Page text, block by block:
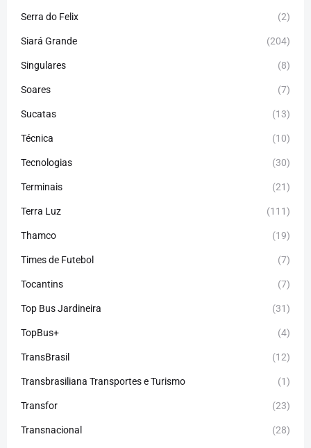
Serra do Felix (2)
Siará Grande (204)
Singulares (8)
Soares (7)
Sucatas (13)
Técnica (10)
Tecnologias (30)
Terminais (21)
Terra Luz (111)
Thamco (19)
Times de Futebol (7)
Tocantins (7)
Top Bus Jardineira (31)
TopBus+ (4)
TransBrasil (12)
Transbrasiliana Transportes e Turismo (1)
Transfor (23)
Transnacional (28)